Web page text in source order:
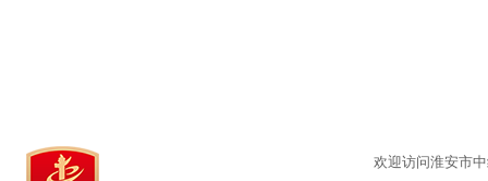
欢迎访问淮安市